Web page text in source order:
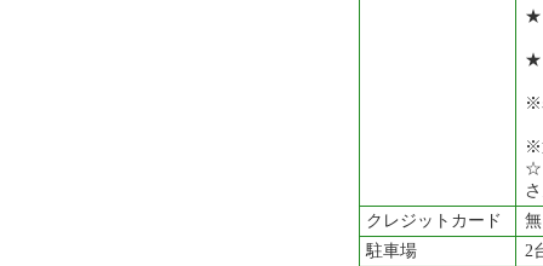
★
★
※
※
☆
クレジットカード
駐車場
2